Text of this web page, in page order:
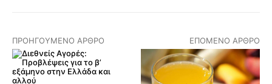
ΠΡΟΗΓΟΎΜΕΝΟ ΆΡΘΡΟ ΕΠΌΜΕΝΟ ΆΡΘΡΟ